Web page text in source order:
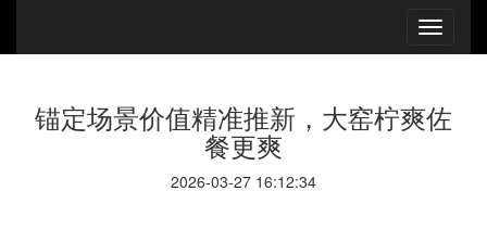
锚定场景价值精准推新，大窑柠爽佐
餐更爽
2026-03-27 16:12:34